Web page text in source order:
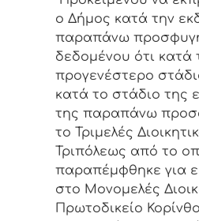
ο Δήμος κατά την
παραπάνω
δεδομένου ότι κατά
προγενέστερο
κατά το στάδιο της
της παραπάνω
το Τριμελές
Τριπόλεως από το
παραπέμφθηκε για
στο Μονομελές
Πρωτοδικείο